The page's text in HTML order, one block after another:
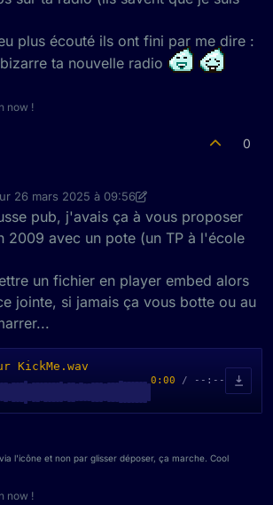
plus écouté ils ont fini par me dire :
ta nouvelle radio
now !
0
26 mars 2025 à 09:56
édition par Loposum
pub, j'avais ça à vous proposer
2009 avec un pote (un TP à l'école
un fichier en player embed alors
jointe, si jamais ça vous botte ou au
KickMe.wav
0:00 / --:--
l'icône et non par glisser déposer, ça marche. Cool
now !